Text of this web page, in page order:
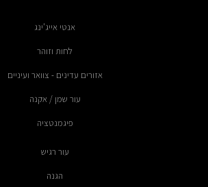
אנטי אייג'ינג
לחות וזוהר
אזורים עדינים - צוואר ועיניים
עור שמן / אקנה
פיגמנטציה
עור רגיש
הגנה